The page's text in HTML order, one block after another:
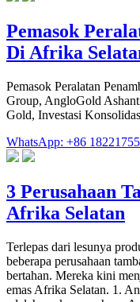
Pemasok
Di Afrika
Pemasok Peralatan
Group, AngloGold
Gold, Investasi
WhatsApp: +86
3 Perusahaan
Afrika Selatan
Terlepas dari lesunya
beberapa perusahaan
bertahan. Mereka kini
emas Afrika Selatan. 1.